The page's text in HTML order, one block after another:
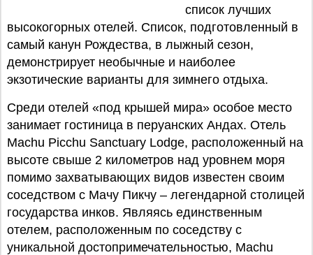
список лучших
высокогорных отелей. Список, подготовленный в
самый канун Рождества, в лыжный сезон,
демонстрирует необычные и наиболее
экзотические варианты для зимнего отдыха.
Среди отелей «под крышей мира» особое место
занимает гостиница в перуанских Андах. Отель
Machu Picchu Sanctuary Lodge, расположенный на
высоте свыше 2 километров над уровнем моря
помимо захватывающих видов известен своим
соседством с Мачу Пикчу – легендарной столицей
государства инков. Являясь единственным
отелем, расположенным по соседству с
уникальной достопримечательностью, Machu